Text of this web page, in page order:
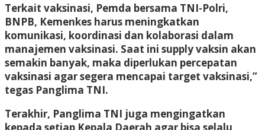
Terkait vaksinasi, Pemda bersama TNI-Polri,
BNPB, Kemenkes harus meningkatkan
komunikasi, koordinasi dan kolaborasi dalam
manajemen vaksinasi. Saat ini supply vaksin akan
semakin banyak, maka diperlukan percepatan
vaksinasi agar segera mencapai target vaksinasi,”
tegas Panglima TNI.
Terakhir, Panglima TNI juga mengingatkan
kepada setiap Kepala Daerah agar bisa selalu